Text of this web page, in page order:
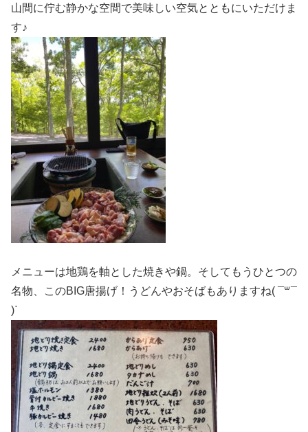
山間に佇む静かな空間で美味しい空気とともにいただけま
す♪
メニューは地鶏を軸とした焼きや鍋。そしてもうひとつの
名物、このBIG唐揚げ！うどんやおそばもありますね( ¯꒳​¯
)ᐝ